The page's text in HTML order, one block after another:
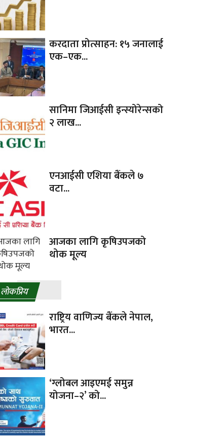
करदाता प्रोत्साहन: १५ जनालाई
एक–एक...
सानिमा जिआईसी इन्स्योरेन्सको
२ लाख...
एनआईसी एशिया बैंकले ७
वटा...
आजका लागि कृषिउपजको
थोक मूल्य
लाेकप्रिय
राष्ट्रिय वाणिज्य बैंकले नेपाल,
भारत...
‘ग्लोबल आइएमई समुन्न
योजना–२’ को...